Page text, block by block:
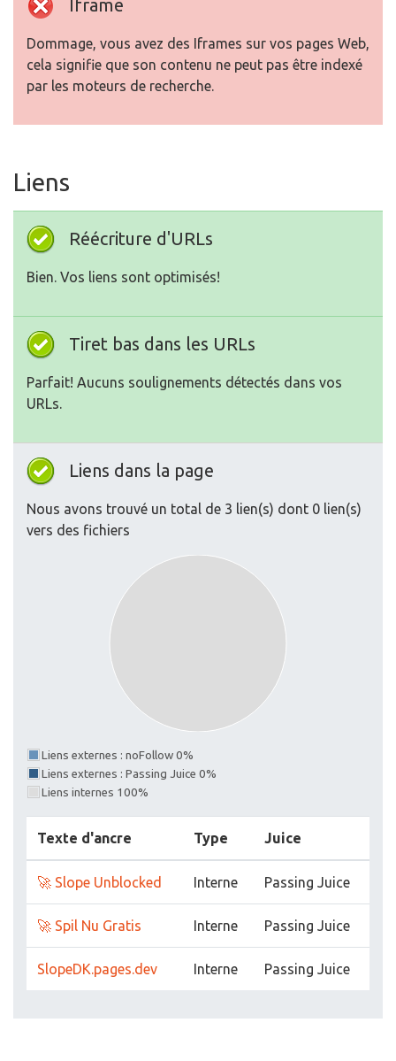
Iframe
Dommage, vous avez des Iframes sur vos pages Web,
cela signifie que son contenu ne peut pas être indexé
par les moteurs de recherche.
Liens
Réécriture d'URLs
Bien. Vos liens sont optimisés!
Tiret bas dans les URLs
Parfait! Aucuns soulignements détectés dans vos
URLs.
Liens dans la page
Nous avons trouvé un total de 3 lien(s) dont 0 lien(s)
vers des fichiers
Liens externes : noFollow 0%
Liens externes : Passing Juice 0%
Liens internes 100%
Texte d'ancre Type Juice
🚀 Slope Unblocked Interne Passing Juice
🚀 Spil Nu Gratis Interne Passing Juice
SlopeDK.pages.dev Interne Passing Juice